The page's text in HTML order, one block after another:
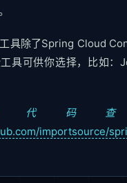
具除了Spring Cloud
具可供你选择，比如：
代码
importsource/